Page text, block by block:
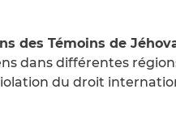
des Témoins de
dans différentes
du droit